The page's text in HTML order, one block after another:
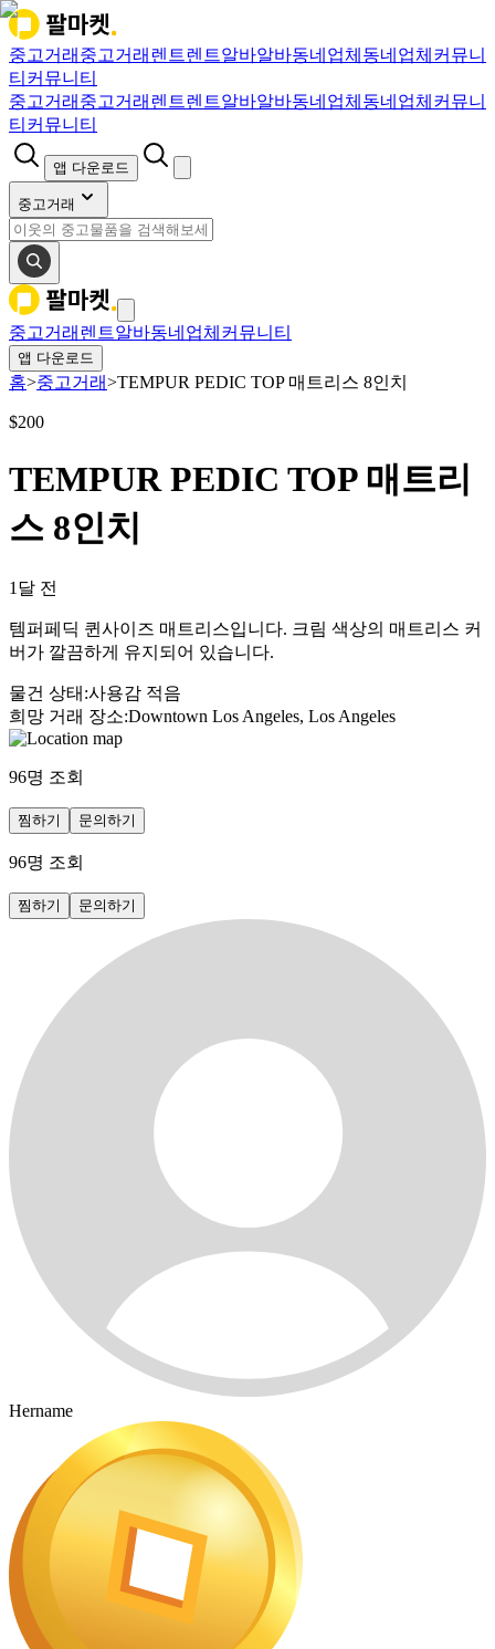
중고거래 중고거래 렌트렌트알바알바동네업체 동네업체 커뮤니
티 커뮤니티
중고거래 중고거래 렌트렌트알바알바동네업체 동네업체 커뮤니
티 커뮤니티
앱 다운로드
중고거래
중고거래 렌트알바동네업체 커뮤니티
앱 다운로드
홈>중고거래>TEMPUR PEDIC TOP 매트리스 8인치
$200
TEMPUR PEDIC TOP 매트리
스 8인치
1달 전
템퍼페딕 퀸사이즈 매트리스입니다. 크림 색상의 매트리스 커
버가 깔끔하게 유지되어 있습니다.
물건 상태 :사용감 적음
희망 거래 장소:Downtown Los Angeles, Los Angeles
96명 조회
찜하기 문의하기
96명 조회
찜하기 문의하기
Hername